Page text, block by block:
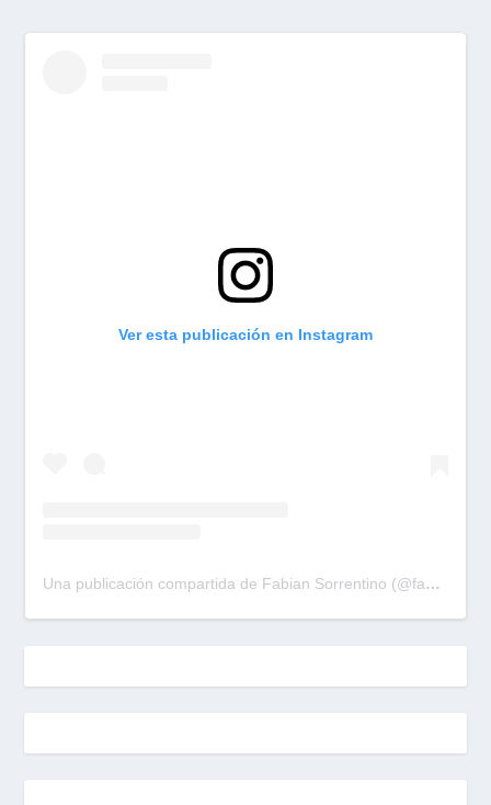
Ver esta publicación en Instagram
Una publicación compartida de Fabian Sorrentino (@fabiansonria)